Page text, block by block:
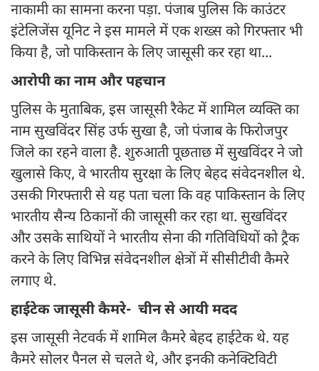
नाकामी का सामना करना पड़ा. पंजाब पुलिस कि काउंटर
इंटेलिजेंस यूनिट ने इस मामले में एक शख्स को गिरफ्तार भी
किया है, जो पाकिस्तान के लिए जासूसी कर रहा था...
आरोपी का नाम और पहचान
पुलिस के मुताबिक, इस जासूसी रैकेट में शामिल व्यक्ति का
नाम सुखविंदर सिंह उर्फ सुखा है, जो पंजाब के फिरोजपुर
जिले का रहने वाला है. शुरुआती पूछताछ में सुखविंदर ने जो
खुलासे किए, वे भारतीय सुरक्षा के लिए बेहद संवेदनशील थे.
उसकी गिरफ्तारी से यह पता चला कि वह पाकिस्तान के लिए
भारतीय सैन्य ठिकानों की जासूसी कर रहा था. सुखविंदर
और उसके साथियों ने भारतीय सेना की गतिविधियों को ट्रैक
करने के लिए विभिन्न संवेदनशील क्षेत्रों में सीसीटीवी कैमरे
लगाए थे.
हाईटेक जासूसी कैमरे- चीन से आयी मदद
इस जासूसी नेटवर्क में शामिल कैमरे बेहद हाईटेक थे. यह
कैमरे सोलर पैनल से चलते थे, और इनकी कनेक्टिविटी